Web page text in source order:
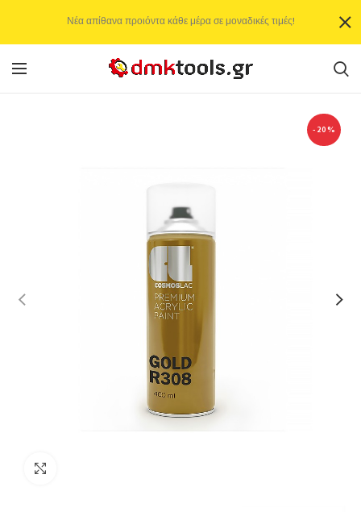
-20%
Νέα απίθανα προιόντα κάθε μέρα σε μοναδικές τιμές!